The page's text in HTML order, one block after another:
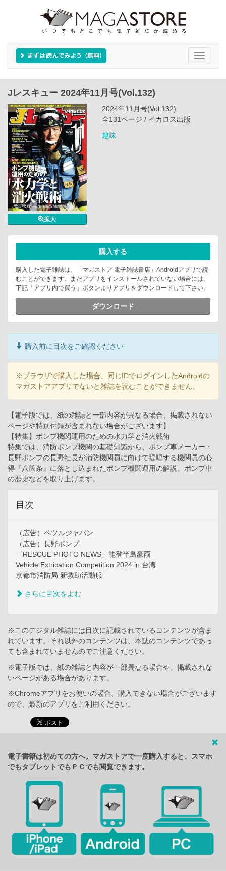
Toggle
Jレスキュー 2024年11月号(Vol.132)
拡大
2024年11月号(Vol.132)
全131ページ / イカロス出版
趣味
購入する
購入した電子雑誌は、「マガストア 電子雑誌書店」Androidアプリで読
むことができます。まだアプリをインストールされていない場合には、
下記「アプリ内で買う」ボタンよりアプリをダウンロードして下さい。
ダウンロード
購入前に目次をご確認ください
※ブラウザで購入した場合、同じIDでログインしたAndroidの
マガストアアプリでないと雑誌を読むことができません。
【電子版では、紙の雑誌と一部内容が異なる場合、掲載されない
ページや特別付録が含まれない場合がございます】
【特集】ポンプ機関運用のための水力学と消火戦術
特集では、消防ポンプ機関の基礎知識から、ポンプ車メーカー・
長野ポンプの長野社長が消防機関員に向けて提唱する機関員の心
得『八箇条』に落とし込まれたポンプ機関運用の解説、ポンプ車
の歴史などを取り上げます。
目次
（広告）ペツルジャパン
（広告）長野ポンプ
「RESCUE PHOTO NEWS」能登半島豪雨
Vehicle Extrication Competition 2024 in 台湾
京都市消防局 新救助活動服
さらに目次をよむ
※このデジタル雑誌には目次に記載されているコンテンツが含ま
れています。それ以外のコンテンツは、本誌のコンテンツであっ
ても含まれていませんのでご注意ください。
※電子版では、紙の雑誌と内容が一部異なる場合や、掲載されな
いページがある場合があります。
※Chromeアプリをお使いの場合、購入できない場合がございます
ので、最新のアプリをご利用ください。
電子書籍は初めての方へ。マガストアで一度購入すると、スマホ
でもタブレットでもＰＣでも閲覧できます。